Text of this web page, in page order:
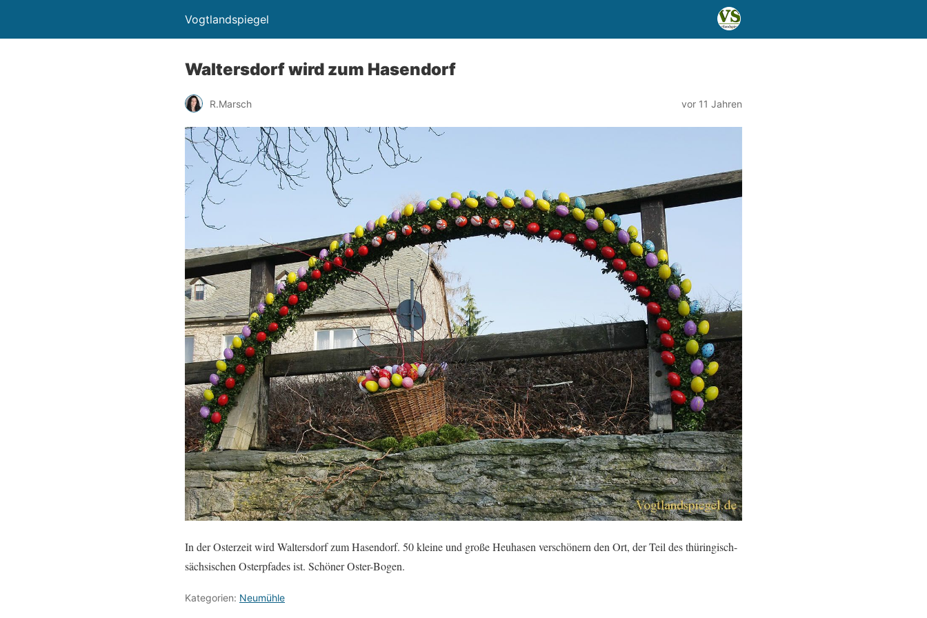
Vogtlandspiegel
Waltersdorf wird zum Hasendorf
R.Marsch vor 11 Jahren
In der Osterzeit wird Waltersdorf zum Hasendorf. 50 kleine und große Heuhasen verschönern den Ort, der Teil des thüringisch-
sächsischen Osterpfades ist. Schöner Oster-Bogen.
Kategorien: Neumühle